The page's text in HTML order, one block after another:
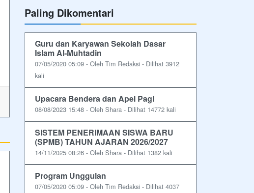
Paling Dikomentari
Guru dan Karyawan Sekolah Dasar
Islam Al-Muhtadin
07/05/2020 05:09 - Oleh Tim Redaksi - Dilihat 3912
kali
Upacara Bendera dan Apel Pagi
08/08/2023 15:48 - Oleh Shara - Dilihat 14772 kali
SISTEM PENERIMAAN SISWA BARU
(SPMB) TAHUN AJARAN 2026/2027
14/11/2025 08:26 - Oleh Shara - Dilihat 1382 kali
Program Unggulan
07/05/2020 05:09 - Oleh Tim Redaksi - Dilihat 4037